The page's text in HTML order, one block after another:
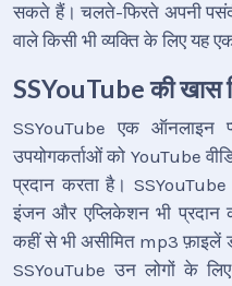
सकते हैं। चलते-फिरते अपनी
वाले किसी भी व्यक्ति के लिए यह
SSYouTube की खास
SSYouTube एक ऑनलाइन
उपयोगकर्ताओं को YouTube
प्रदान करता है।
इंजन और एप्लिकेशन भी प्रदान
कहीं से भी असीमित mp3
SSYouTube उन लोगों के